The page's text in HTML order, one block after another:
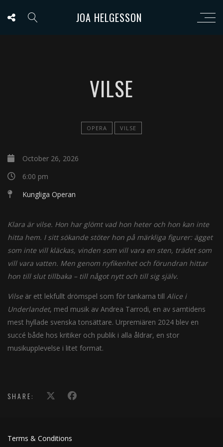
JOA HELGESSON
VILSE
OPERA VILSE
October 26, 2026
6:00 pm
Kungliga Operan
Klara är vilse. Hon har glömt vad hon heter och hon kan inte
hitta hem. I sitt sökande stöter hon på märkliga figurer: ägget
som inte vill kläckas, vinden som vill vara en sten, trädet som
vill vara vatten. Men genom nyfikenhet och förundran hittar
hon till slut tillbaka – till något nytt och till sig själv.
Vilseär ett lekfullt drömspel som för tankarna till Alice i
Underlandet, med musik av Andrea Tarrodi, en av samtidens
mest hyllade svenska tonsättare. Urpremiären 2024 blev en
succé både hos kritiker och publik i alla åldrar, en stor
musikupplevelse i litet format.
SHARE:
Terms & Conditions